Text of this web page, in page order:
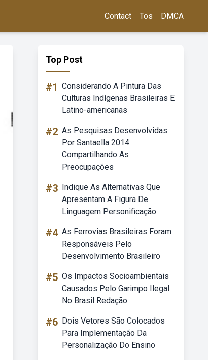
Contact Tos DMCA
Top Post
#1 Considerando A Pintura Das
Culturas Indígenas Brasileiras E
Latino-americanas
#2 As Pesquisas Desenvolvidas
Por Santaella 2014
Compartilhando As
Preocupações
#3 Indique As Alternativas Que
Apresentam A Figura De
Linguagem Personificação
#4 As Ferrovias Brasileiras Foram
Responsáveis Pelo
Desenvolvimento Brasileiro
#5 Os Impactos Socioambientais
Causados Pelo Garimpo Ilegal
No Brasil Redação
#6 Dois Vetores São Colocados
Para Implementação Da
Personalização Do Ensino